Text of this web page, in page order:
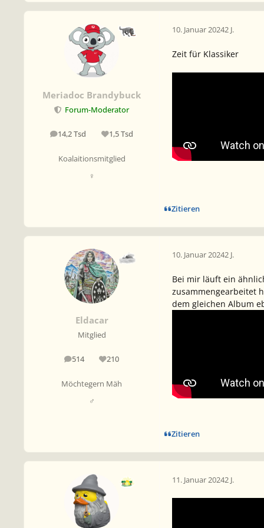
Meriadoc Brandybuck
Forum-Moderator
14,2 Tsd
Beiträge 1,5 Tsd
Reputation
Koalaitionsmitglied
♀
10. Januar 20242 J.
Zeit für Klassiker
Zitieren
Eldacar
Mitglied
514
Beiträge 210
Reputation
Möchtegern Mäh
♂
10. Januar 20242 J.
Bei mir läuft ein
zusammengearbeitet
dem gleichen Album
Zitieren
11. Januar 20242 J.